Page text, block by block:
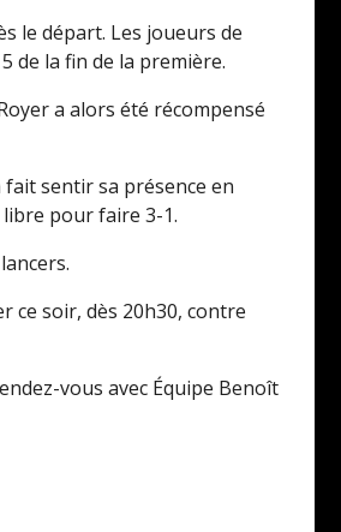
le départ. Les joueurs de
de la fin de la première.
a alors été récompensé
fait sentir sa présence en
pour faire 3-1.
ce soir, dès 20h30, contre
vous avec Équipe Benoît